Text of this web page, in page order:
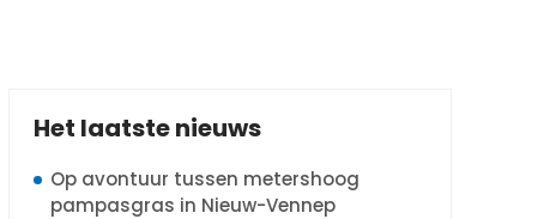
Het laatste nieuws
Op avontuur tussen metershoog
pampasgras in Nieuw-Vennep